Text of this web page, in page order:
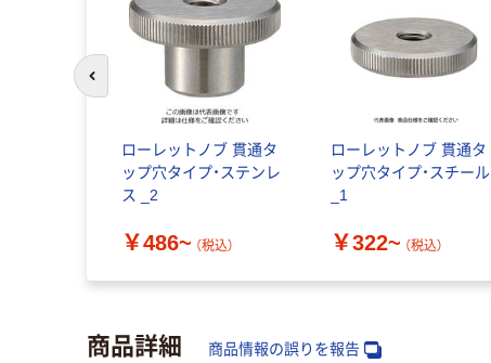
ローレットノブ 貫通タ
ップ穴タイプ・ステンレ
ス _2
￥486~ （税込）
ローレットノブ 貫通タ
ップ穴タイプ・スチール
_1
￥322~ （税込）
前のスライドへ
商品詳細 商品情報の誤りを報告